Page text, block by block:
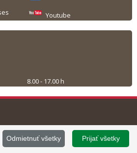
Youtube
8.00 - 17.00 h
portáli
Prevádzku stránky
www.slovensko.sk a správu jej
Prijať všetky
Odmietnuť všetky